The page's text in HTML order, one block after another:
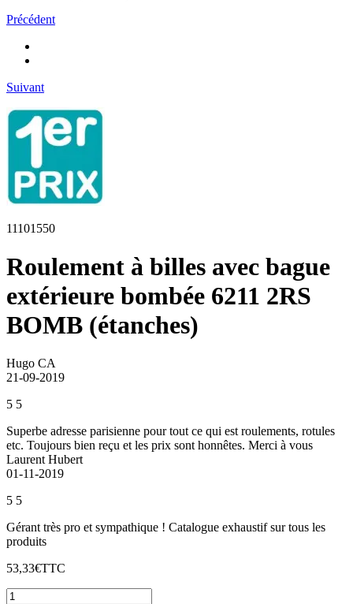
Précédent
Suivant
11101550
Roulement à billes avec bague
extérieure bombée 6211 2RS
BOMB (étanches)
Hugo CA
21-09-2019
5 5
Superbe adresse parisienne pour tout ce qui est roulements, rotules
etc. Toujours bien reçu et les prix sont honnêtes. Merci à vous
Laurent Hubert
01-11-2019
5 5
Gérant très pro et sympathique ! Catalogue exhaustif sur tous les
produits
53,33€TTC